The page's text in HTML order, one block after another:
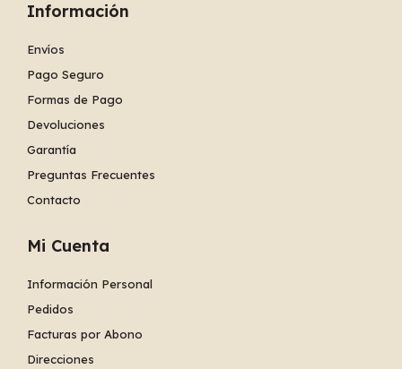
Información
Envíos
Pago Seguro
Formas de Pago
Devoluciones
Garantía
Preguntas Frecuentes
Contacto
Mi Cuenta
Información Personal
Pedidos
Facturas por Abono
Direcciones